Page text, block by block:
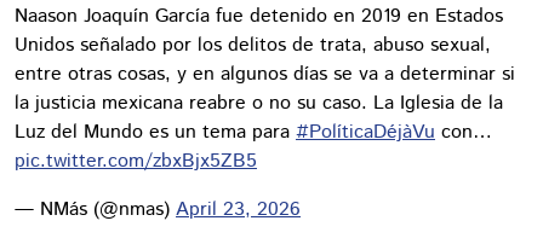
Naason Joaquín García fue detenido en 2019 en Estados
Unidos señalado por los delitos de trata, abuso sexual,
entre otras cosas, y en algunos días se va a determinar si
la justicia mexicana reabre o no su caso. La Iglesia de la
Luz del Mundo es un tema para #PolíticaDéjàVu con…
pic.twitter.com/zbxBjx5ZB5
— NMás (@nmas) April 23, 2026